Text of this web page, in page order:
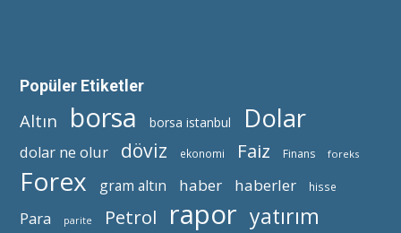
Popüler Etiketler
Altın borsa borsa istanbul Dolar
dolar ne olur döviz ekonomi Faiz Finans foreks
Forex gram altın haber haberler hisse
Para parite Petrol rapor yatırım